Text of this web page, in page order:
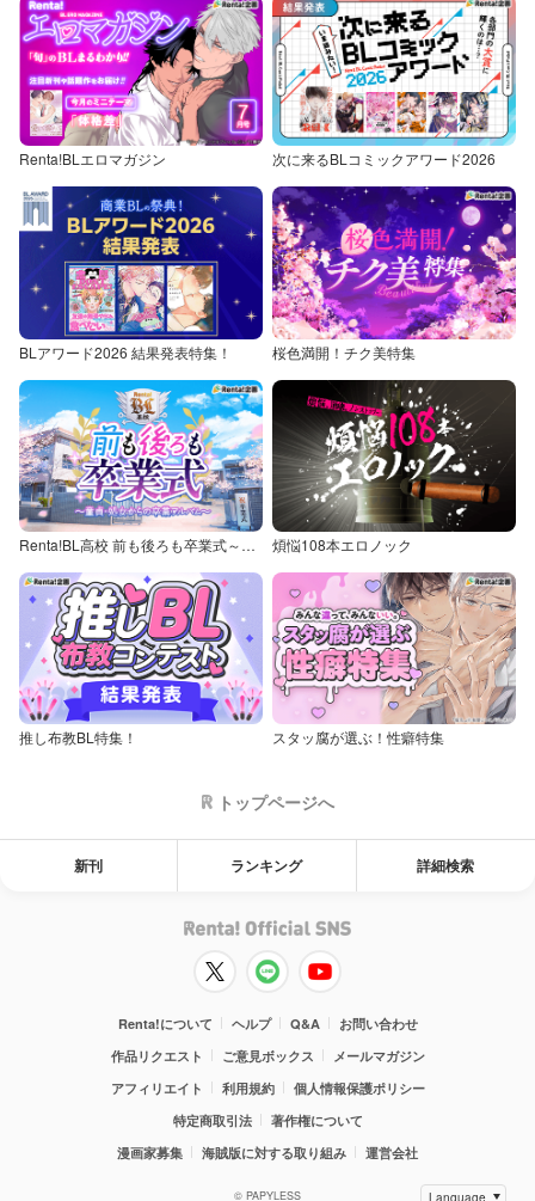
Renta!BLエロマガジン 次に来るBLコミックアワード2026
BLアワード2026 結果発表特集！ 桜色満開！チク美特集
Renta!BL高校 前も後ろも卒業式～童貞・処女からの卒業アルバム～ 煩悩108本エロノック
推し布教BL特集！ スタッ腐が選ぶ！性癖特集
トップページへ
新刊 ランキング 詳細検索
Renta!について ヘルプ Q&A
お問い合わせ
作品リクエスト
ご意見ボックス
メールマガジン
アフィリエイト
利用規約
個人情報保護ポリシー
特定商取引法
著作権について
漫画家募集
海賊版に対する取り組み 運営会社
© PAPYLESS